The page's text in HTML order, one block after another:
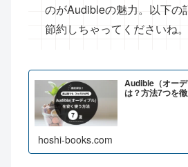
のがAudibleの魅力。以下の
節約しちゃってくださいね。
Audible（オー
は？方法7つを徹
hoshi-books.com